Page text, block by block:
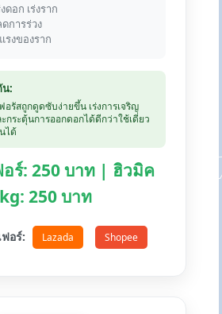
ดอก เร่งราก
การร่วง
รงของราก
น:
รัสถูกดูดซับง่ายขึ้น เร่งการเจริญ
กระตุ้นการออกดอกได้ดีกว่าใช้เดี่ยว
ได้
อร์: 250 บาท | ฮิวมิค
250 บาท
อร์: Lazada Shopee